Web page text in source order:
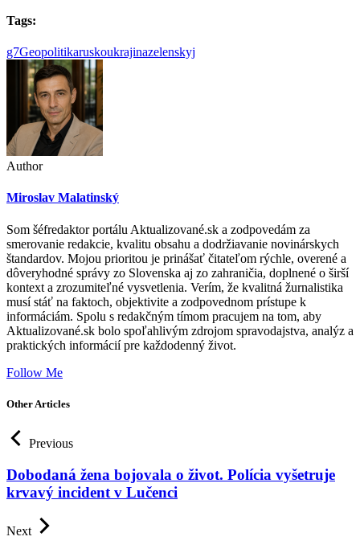
Tags:
g7Geopolitikaruskoukrajinazelenskyj
Author
Miroslav Malatinský
Som šéfredaktor portálu Aktualizované.sk a zodpovedám za
smerovanie redakcie, kvalitu obsahu a dodržiavanie novinárskych
štandardov. Mojou prioritou je prinášať čitateľom rýchle, overené a
dôveryhodné správy zo Slovenska aj zo zahraničia, doplnené o širší
kontext a zrozumiteľné vysvetlenia. Verím, že kvalitná žurnalistika
musí stáť na faktoch, objektivite a zodpovednom prístupe k
informáciám. Spolu s redakčným tímom pracujem na tom, aby
Aktualizované.sk bolo spoľahlivým zdrojom spravodajstva, analýz a
praktických informácií pre každodenný život.
Follow Me
Other Articles
Previous
Dobodaná žena bojovala o život. Polícia vyšetruje
krvavý incident v Lučenci
Next